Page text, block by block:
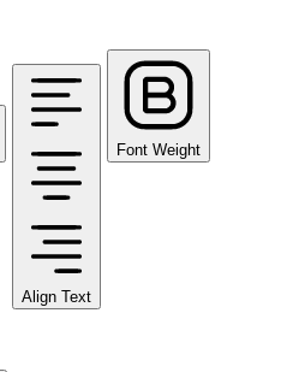
Align Text
Font Weight